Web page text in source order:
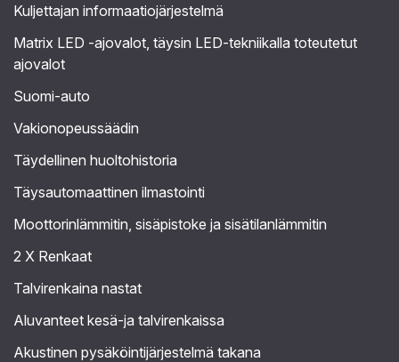
Kuljettajan informaatiojärjestelmä
Matrix LED -ajovalot, täysin LED-tekniikalla toteutetut
ajovalot
Suomi-auto
Vakionopeussäädin
Täydellinen huoltohistoria
Täysautomaattinen ilmastointi
Moottorinlämmitin, sisäpistoke ja sisätilanlämmitin
2 X Renkaat
Talvirenkaina nastat
Aluvanteet kesä-ja talvirenkaissa
Akustinen pysäköintijärjestelmä takana